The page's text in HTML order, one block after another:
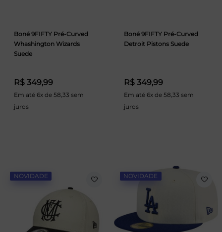
Boné 9FIFTY Pré-Curved
Whashington Wizards
Suede
R$ 349,99
Em até 6x de 58,33 sem
juros
Boné 9FIFTY Pré-Curved
Detroit Pistons Suede
R$ 349,99
Em até 6x de 58,33 sem
juros
NOVIDADE NOVIDADE